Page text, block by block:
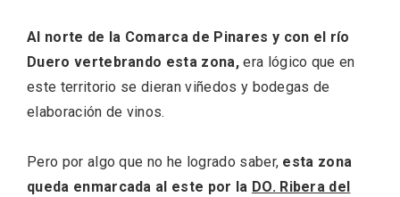
Al norte de la Comarca de Pinares y con el río
Duero vertebrando esta zona,era lógico que en
este territorio se dieran viñedos y bodegas de
elaboración de vinos.
Pero por algo que no he logrado saber, esta zona
queda enmarcada al este por la DO. Ribera del
Velay, una imagen renovada para el